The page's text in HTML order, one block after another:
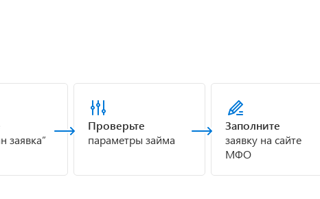
заявка”
Проверьте
параметры займа
Заполните
заявку на сайте
МФО